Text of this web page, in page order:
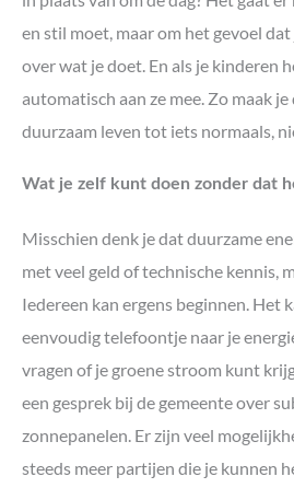
en stil moet, maar om het gevoel
over wat je doet. En als je kinderen
automatisch aan ze mee. Zo maak
duurzaam leven tot iets normaals,
Wat je zelf kunt doen zonder dat
Misschien denk je dat duurzame
met veel geld of technische kennis,
Iedereen kan ergens beginnen. Het
eenvoudig telefoontje naar je
vragen of je groene stroom kunt
een gesprek bij de gemeente over
zonnepanelen. Er zijn veel
steeds meer partijen die je kunnen